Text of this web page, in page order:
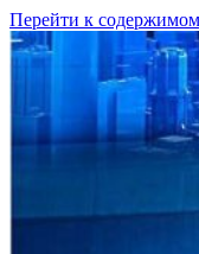
Перейти к